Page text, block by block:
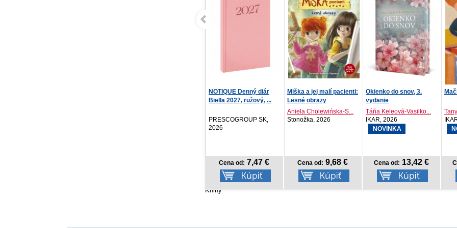
Miška a jej malí pacienti:
Lesné obrazy
Stonožka, 2026
Cena od: 9,68 €
Okienko do snov, 3.
vydanie
Táňa Keleová-Vasilko...
IKAR, 2026
Cena od:13,42 €
Mačkári
Tanya Guerrero
IKAR, 2026
NOVINKA
Cena od: 14,18 €
Knihy